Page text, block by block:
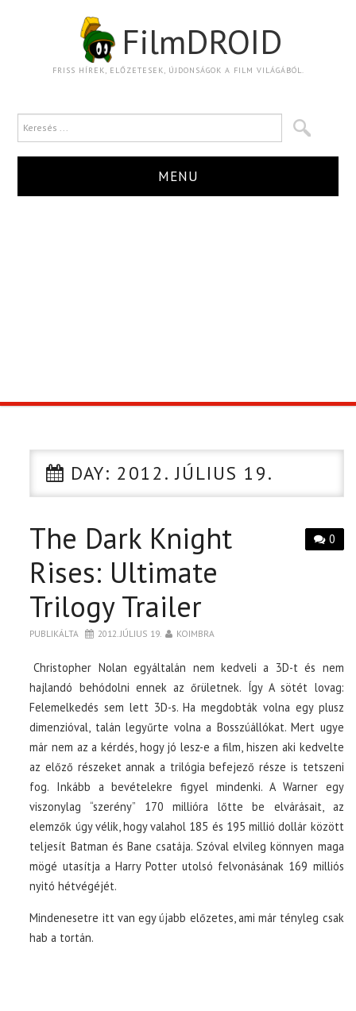
FilmDROID
FRISS HÍREK, ELŐZETESEK, ÚJDONSÁGOK A FILM VILÁGÁBÓL.
MENU
CIKK
PÓLÓ RENDELÉS
DAY: 2012. JÚLIUS 19.
0
The Dark Knight
Rises: Ultimate
Trilogy Trailer
PUBLIKÁLTA 2012. JÚLIUS 19. KOIMBRA
Christopher Nolan egyáltalán nem kedveli a 3D-t és nem
hajlandó behódolni ennek az őrületnek. Így A sötét lovag:
Felemelkedés sem lett 3D-s. Ha megdobták volna egy plusz
dimenzióval, talán legyűrte volna a Bosszúállókat. Mert ugye
már nem az a kérdés, hogy jó lesz-e a film, hiszen aki kedvelte
az előző részeket annak a trilógia befejező része is tetszeni
fog. Inkább a bevételekre figyel mindenki. A Warner egy
viszonylag “szerény” 170 millióra lőtte be elvárásait, az
elemzők úgy vélik, hogy valahol 185 és 195 millió dollár között
teljesít Batman és Bane csatája. Szóval elvileg könnyen maga
mögé utasítja a Harry Potter utolsó felvonásának 169 milliós
nyitó hétvégéjét.
Mindenesetre itt van egy újabb előzetes, ami már tényleg csak
hab a tortán.